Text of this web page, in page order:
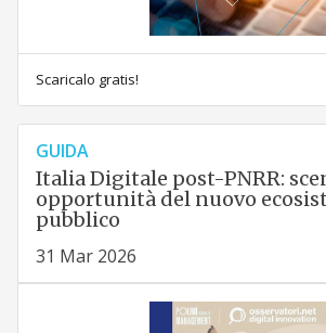
Scaricalo gratis!
GUIDA
Italia Digitale post-PNRR:
opportunità del nuovo
pubblico
31 Mar 2026